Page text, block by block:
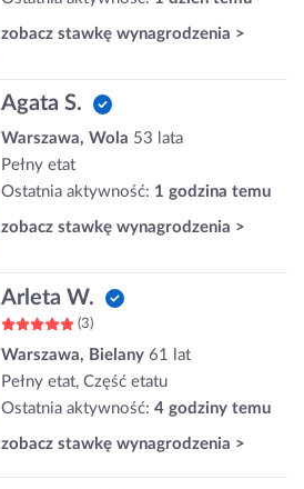
zobacz stawkę wynagrodzenia >
Agata S.
Warszawa, Wola 53 lata
Pełny etat
Ostatnia aktywność: 1 godzina temu
zobacz stawkę wynagrodzenia >
Arleta W.
(3)
Warszawa, Bielany 61 lat
Pełny etat, Część etatu
Ostatnia aktywność: 4 godziny temu
zobacz stawkę wynagrodzenia >